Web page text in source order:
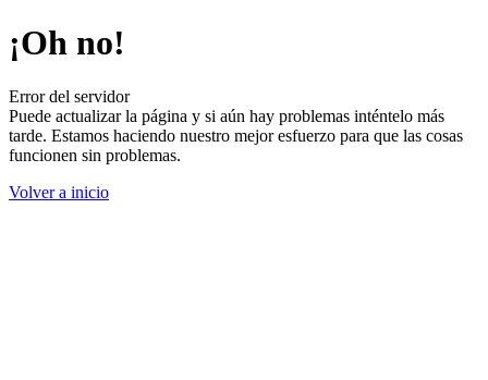
¡Oh no!
Error del servidor
Puede actualizar la página y si aún hay problemas inténtelo más
tarde. Estamos haciendo nuestro mejor esfuerzo para que las cosas
funcionen sin problemas.
Volver a inicio